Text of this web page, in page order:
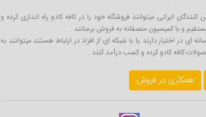
کنندگان ایرانی میتوانند فروشگاه خود را در کافه کادو راه اندازی کرده و
و با کمیسیون منصفانه به فروش برسانند .
ای در اختیار دارند یا با شبکه ای از افراد در ارتباط هستند میتوانند به
کافه کادو کرده و کسب درآمد کنند .
همکاری در فروش